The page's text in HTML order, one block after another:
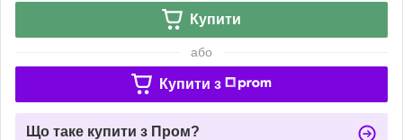
Купити
або
Купити з
Що таке купити з Пром?